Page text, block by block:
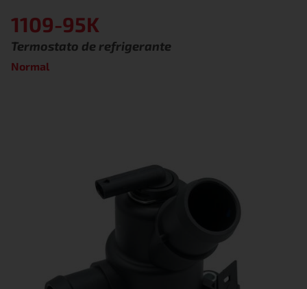
1109-95K
Termostato de refrigerante
Normal